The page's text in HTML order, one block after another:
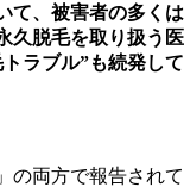
て、被害者の多くは
久脱毛を取り扱う医
ラブル”も続発して
の両方で報告されて